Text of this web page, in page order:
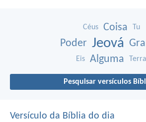
Céus Coisa Tu
Poder Jeová
Eis Alguma Terra
Pesquisar versículos
Versículo da Bíblia do dia